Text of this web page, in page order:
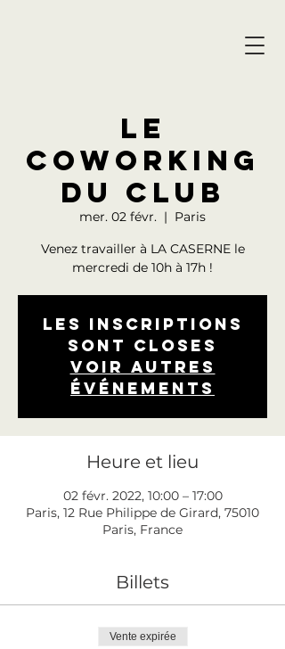
LE
COWORKING
DU CLUB
mer. 02 févr.
  |
Paris
Venez travailler à LA CASERNE le
mercredi de 10h à 17h !
Les inscriptions
sont closes
Voir autres
événements
Heure et lieu
02 févr. 2022, 10:00 – 17:00
Paris, 12 Rue Philippe de Girard, 75010
Paris, France
Billets
Vente expirée